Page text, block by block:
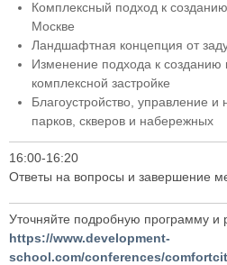
Комплексный подход к
Москве
Ландшафтная концепция от
Изменение подхода к
комплексной застройке
Благоустройство, управление и
парков, скверов и набережных
16:00-16:20
Ответы на вопросы и завершение
Уточняйте подробную программу и
https://www.development-
school.com/conferences/